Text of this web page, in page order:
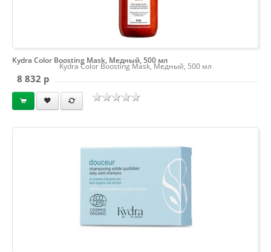
Kydra Color Boosting Mask, Медный, 500 мл
Kydra Color Boosting Mask, Медный, 500 мл
8 832 p